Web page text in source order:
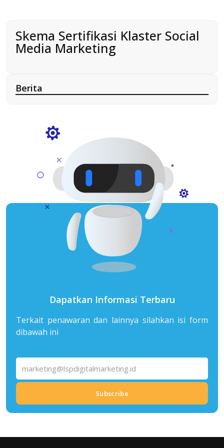
Skema Sertifikasi Klaster Social
Media Marketing
Berita
Dapatkan Informasi Terbaru
Terkait penawaran dan lainnya silahkan isi form
dibawah ini